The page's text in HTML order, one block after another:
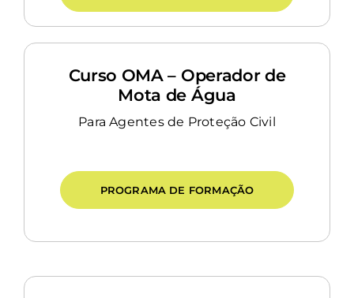
Curso OMA – Operador de
Mota de Água
Para Agentes de Proteção Civil
PROGRAMA DE FORMAÇÃO